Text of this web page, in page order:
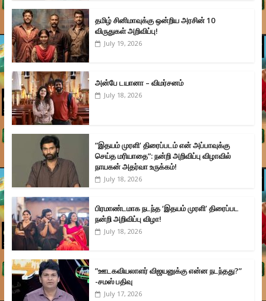
தமிழ் சினிமாவுக்கு ஒன்றிய அரசின் 10
விருதுகள் அறிவிப்பு!
July 19, 2026
அன்பே டயானா – விமர்சனம்
July 18, 2026
”இதயம் முரளி’ திரைப்படம் என் அப்பாவுக்கு
செய்த மரியாதை”: நன்றி அறிவிப்பு விழாவில்
நாயகன் அதர்வா உருக்கம்!
July 18, 2026
பிரமாண்டமாக நடந்த ‘இதயம் முரளி’ திரைப்பட
நன்றி அறிவிப்பு விழா!
July 18, 2026
”ஊடகவியலாளர் விஜயனுக்கு என்ன நடந்தது?”
-சமஸ் பதிவு
July 17, 2026